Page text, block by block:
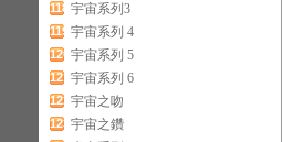
118 宇宙系列3
119 宇宙系列 4
120 宇宙系列 5
121 宇宙系列 6
122 宇宙之吻
123 宇宙之鑽